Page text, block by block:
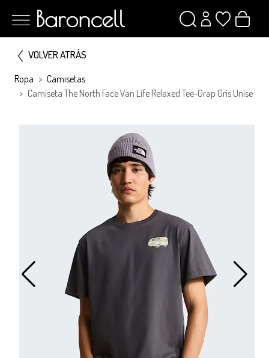
VOLVER ATRÁS
Ropa
Camisetas
Camiseta The North Face Van Life Relaxed Tee-Grap Gris Unise